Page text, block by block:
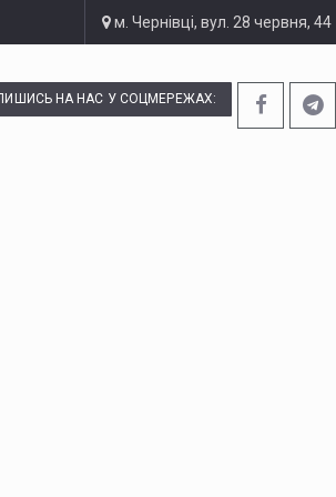
м. Чернівці, вул. 28 червня, 44
НА НАС У СОЦМЕРЕЖАХ: